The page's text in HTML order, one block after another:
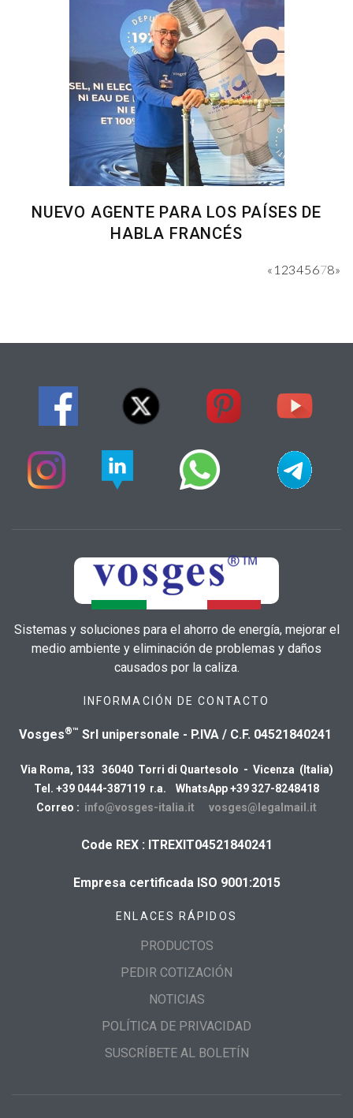
NUEVO AGENTE PARA LOS PAÍSES DE
HABLA FRANCÉS
« 1 2345678»
Sistemas y soluciones para el ahorro de energía, mejorar el
medio ambiente y eliminación de problemas y daños
causados por la caliza.
INFORMACIÓN DE CONTACTO
Vosges®™ Srl unipersonale - P.IVA / C.F. 04521840241
Via Roma, 133 36040 Torri di Quartesolo - Vicenza (Italia)
Tel. +39 0444-387119 r.a. WhatsApp +39 327-8248418
Correo : info@vosges-italia.it vosges@legalmail.it
Code REX : ITREXIT04521840241
Empresa certificada ISO 9001:2015
ENLACES RÁPIDOS
PRODUCTOS
PEDIR COTIZACIÓN
NOTICIAS
POLÍTICA DE PRIVACIDAD
SUSCRÍBETE AL BOLETÍN